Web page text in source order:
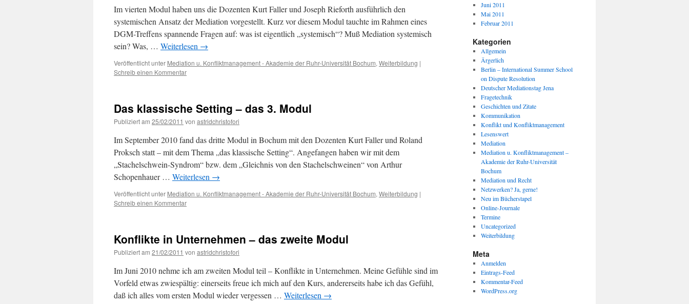
Im vierten Modul haben uns die Dozenten Kurt Faller und Joseph Rieforth ausführlich den
systemischen Ansatz der Mediation vorgestellt. Kurz vor diesem Modul tauchte im Rahmen eines
DGM-Treffens spannende Fragen auf: was ist eigentlich „systemisch“? Muß Mediation systemisch
sein? Was, … Weiterlesen →
Veröffentlicht unter Mediation u. Konfliktmanagement - Akademie der Ruhr-Universität Bochum, Weiterbildung |
Schreib einen Kommentar
Das klassische Setting – das 3. Modul
Publiziert am 25/02/2011 von astridchristofori
Im September 2010 fand das dritte Modul in Bochum mit den Dozenten Kurt Faller und Roland
Proksch statt – mit dem Thema „das klassische Setting“. Angefangen haben wir mit dem
„Stachelschwein-Syndrom“ bzw. dem „Gleichnis von den Stachelschweinen“ von Arthur
Schopenhauer … Weiterlesen →
Veröffentlicht unter Mediation u. Konfliktmanagement - Akademie der Ruhr-Universität Bochum, Weiterbildung |
Schreib einen Kommentar
Konflikte in Unternehmen – das zweite Modul
Publiziert am 21/02/2011 von astridchristofori
Im Juni 2010 nehme ich am zweiten Modul teil – Konflikte in Unternehmen. Meine Gefühle sind im
Vorfeld etwas zwiespältig: einerseits freue ich mich auf den Kurs, andererseits habe ich das Gefühl,
daß ich alles vom ersten Modul wieder vergessen … Weiterlesen →
Juni 2011
Mai 2011
Februar 2011
Kategorien
Allgemein
Ärgerlich
Berlin – International Summer School
on Dispute Resolution
Deutscher Mediationstag Jena
Fragetechnik
Geschichten und Zitate
Kommunikation
Konflikt und Konfliktmanagement
Lesenswert
Mediation
Mediation u. Konfliktmanagement –
Akademie der Ruhr-Universität
Bochum
Mediation und Recht
Netzwerken? Ja, gerne!
Neu im Bücherstapel
Online-Journale
Termine
Uncategorized
Weiterbildung
Meta
Anmelden
Eintrags-Feed
Kommentar-Feed
WordPress.org